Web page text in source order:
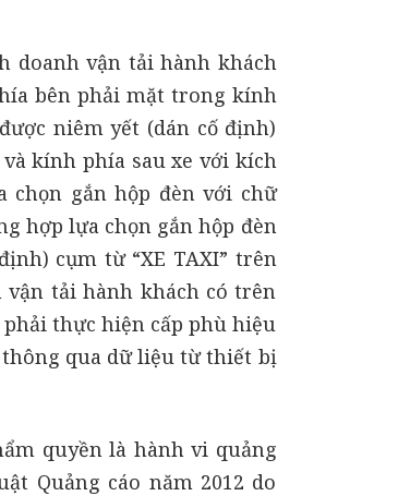
doanh vận tải hành khách
bên phải mặt trong kính
niêm yết (dán cố định)
kính phía sau xe với kích
chọn gắn hộp đèn với chữ
hợp lựa chọn gắn hộp đèn
cụm từ “XE TAXI” trên
tải hành khách có trên
thực hiện cấp phù hiệu
qua dữ liệu từ thiết bị
quyền là hành vi quảng
Quảng cáo năm 2012 do